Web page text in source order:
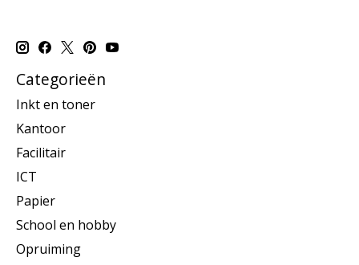
Categorieën
Inkt en toner
Kantoor
Facilitair
ICT
Papier
School en hobby
Opruiming